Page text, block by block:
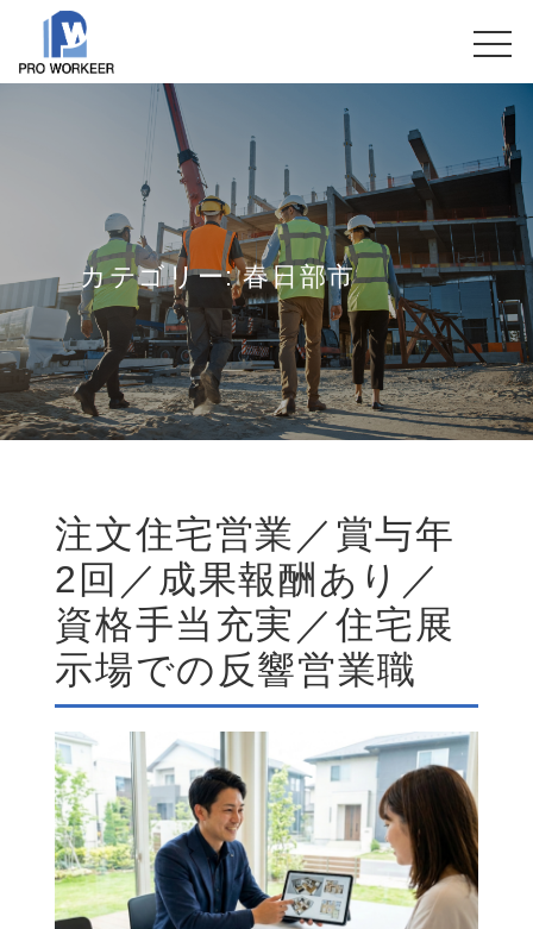
カテゴリー:春日部市
注文住宅営業／賞与年
2回／成果報酬あり／
資格手当充実／住宅展
示場での反響営業職